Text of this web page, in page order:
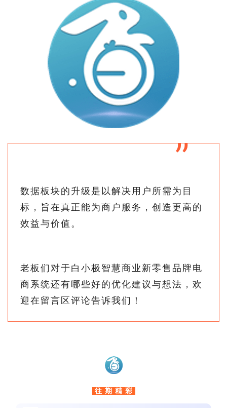
”
数据板块的升级是以解决用户所需为目
标，旨在真正能为商户服务，创造更高的
效益与价值。
老板们对于白小极智慧商业新零售品牌电
商系统还有哪些好的优化建议与想法，欢
迎在留言区评论告诉我们！
往 期 精 彩